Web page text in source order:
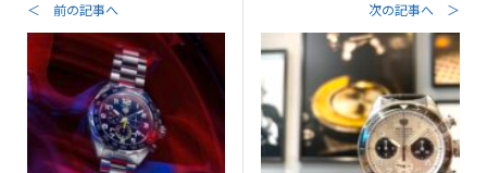
＜ 前の記事へ 次の記事へ ＞